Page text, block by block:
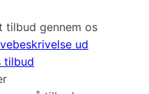
tilbud gennem os
ud
tilbud